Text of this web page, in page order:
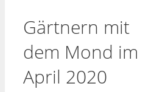
Gärtnern mit
dem Mond im
April 2020